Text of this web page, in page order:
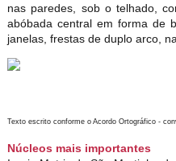
nas paredes, sob o telhado,
abóbada central em forma de
janelas, frestas de duplo arco,
Texto escrito conforme o Acordo Ortográfico -
Núcleos mais importantes